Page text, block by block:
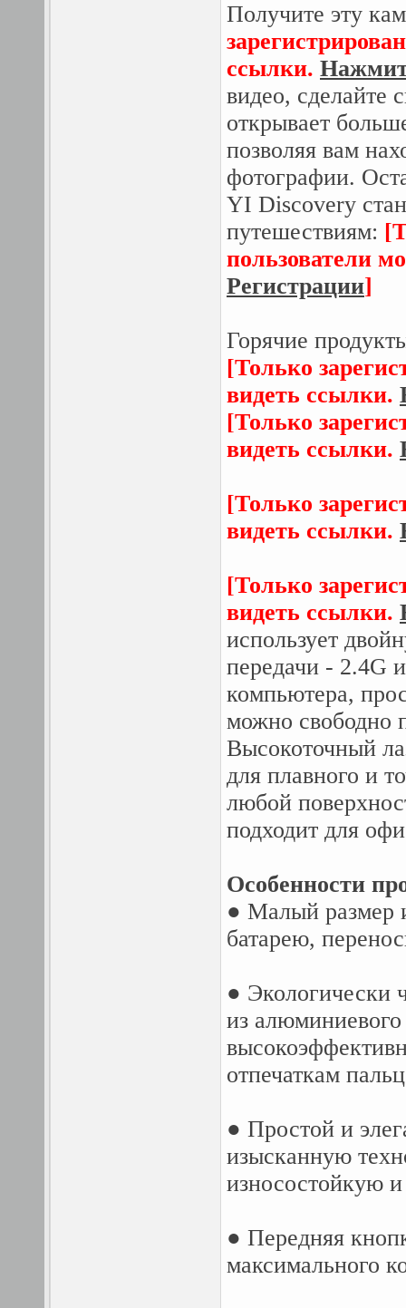
Получите эту
ссылки.
видео, сделайте
открывает
позволяя вам
фотографии.
YI Discovery
путешествиям:
пользователи
Регистрации]
Горячие
[Только
видеть ссылки.
[Только
видеть ссылки.
[Только
видеть ссылки.
[Только
видеть ссылки.
использует
передачи - 2.4G
компьютера,
можно свободно
Высокоточный
для плавного и
любой
подходит для
Особенности
● Малый размер
батарею,
● Экологически
из
отпечаткам
● Простой и
изысканную
износостойкую
● Передняя
максимального